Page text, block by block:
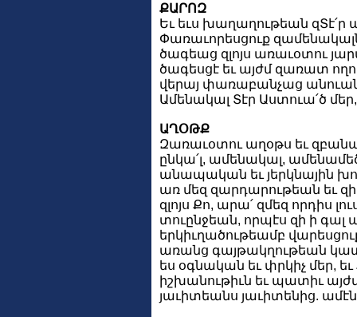
ՔԱՐՈԶ
Եւ եւս խաղաղութեան զՏէ՛ր
Փառաւորեսցուք
ծագեաց զլոյս առաւօտու
ծագեսցէ եւ այժմ զառատ
վերայ փառաբանչաց անուան
Ամենակալ Տէր Աստուա՛ծ մեր,
ԱՂՕԹՔ
Զառաւօտու աղօթս եւ
ընկա՛լ, ամենակալ,
անապական եւ յերկնային
առ մեզ զարդարութեան եւ
զլոյս Քո, արա՛ զմեզ որդիս
տուընջեան, որպէս զի ի գալ
երկիւղածութեամբ
առանց գայթակղութեան
ես օգնական եւ փրկիչ մեր,
իշխանութիւն եւ պատիւ
յաւիտեանս յաւիտենից.